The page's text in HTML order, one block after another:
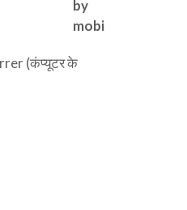
by
mobile